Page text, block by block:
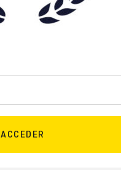
ACCEDER